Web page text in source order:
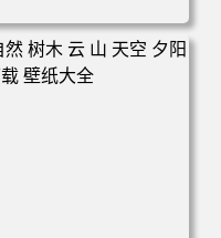
电脑桌面 高清壁纸 壁纸